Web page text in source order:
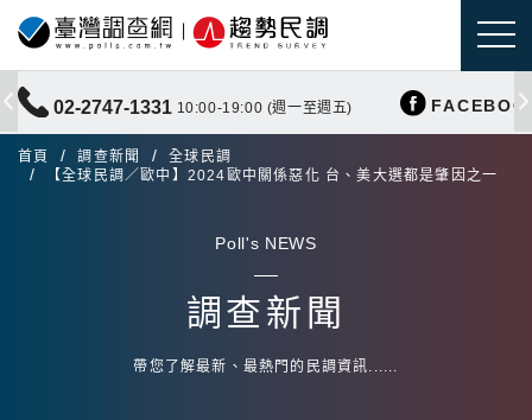
02-2747-1331 10:00-19:00 (週一至週五)
首頁 調查新聞
全球民調
【全球民調／歐中】2024歐中關係惡化 台、美大選都是肇因之一
Poll's NEWS
調查新聞
帶您了解最新、最熱門的民調資訊......